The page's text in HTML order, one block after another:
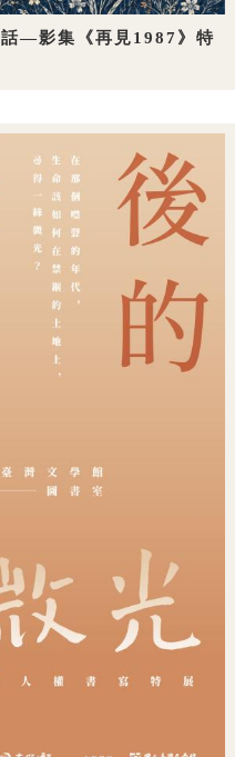
話—影集《再見1987》特